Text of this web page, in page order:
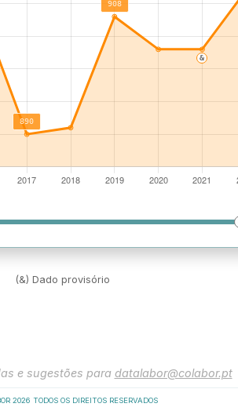
(&) Dado provisório
e sugestões para datalabor@colabor.pt
2026 TODOS OS DIREITOS RESERVADOS